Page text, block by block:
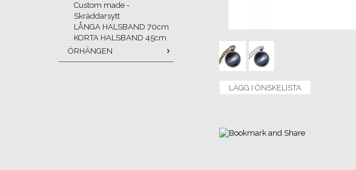
Custom made -
Skräddarsytt
LÅNGA HALSBAND 70cm
KORTA HALSBAND 45cm
ÖRHÄNGEN
LÄGG I ÖNSKELISTA